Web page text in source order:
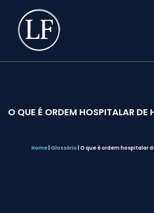
O QUE É ORDEM HOSPITALAR
Home| Glossário O que é ordem hospitalar